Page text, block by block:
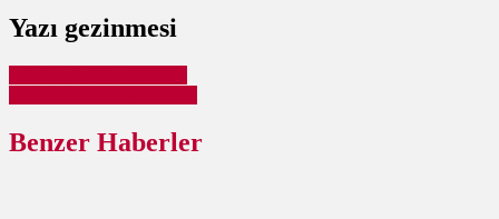
Yazı gezinmesi
Benzer Haberler